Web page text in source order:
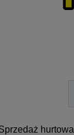
hurtowa